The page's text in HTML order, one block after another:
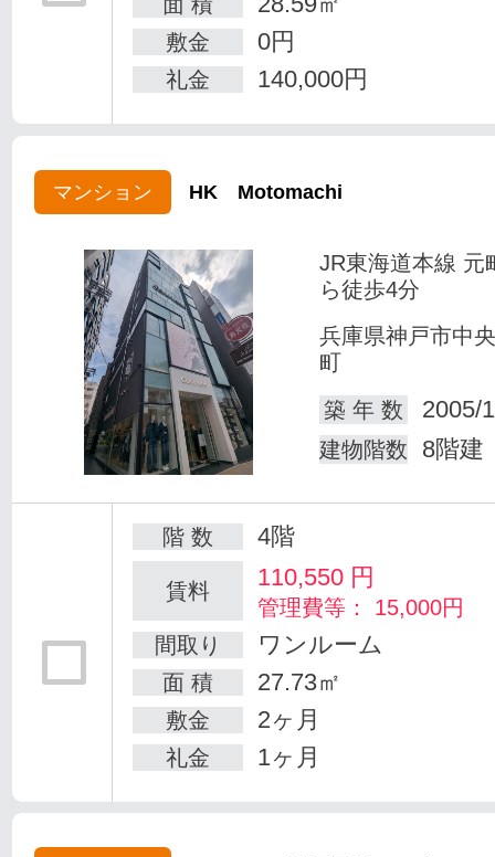
敷金 0円
礼金 140,000円
マンション HK Motomachi
JR東海道本線 元
ら徒歩4分
兵庫県神戸市中
町
築 年 数
2005/
建物階数 8階建
階 数 4階
賃料 110,550 円
管理費等： 15,000円
間取り
ワンルーム
面 積 27.73㎡
敷金 2ヶ月
礼金 1ヶ月